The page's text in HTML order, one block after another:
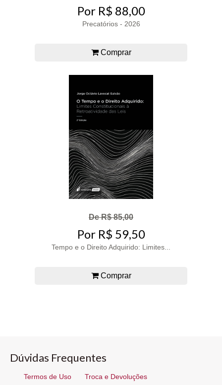
Por R$ 88,00
Precatórios - 2026
Comprar
De R$ 85,00
Por R$ 59,50
Tempo e o Direito Adquirido: Limites...
Comprar
Dúvidas Frequentes
Termos de Uso Troca e Devoluções